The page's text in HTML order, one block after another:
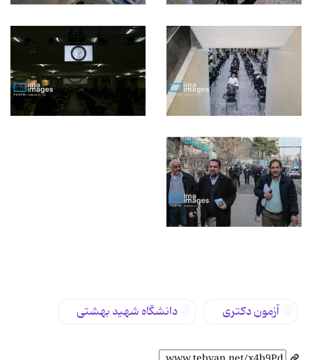
آزمون دکتری دانشگاه شهید بهشتی